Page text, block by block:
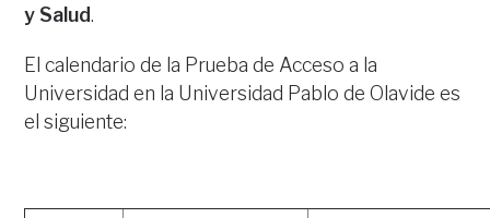
y Salud.
El calendario de la Prueba de Acceso a la
Universidad en la Universidad Pablo de Olavide es
el siguiente: